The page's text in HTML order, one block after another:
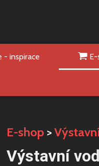
- inspirace
E-shop >
Výstavní